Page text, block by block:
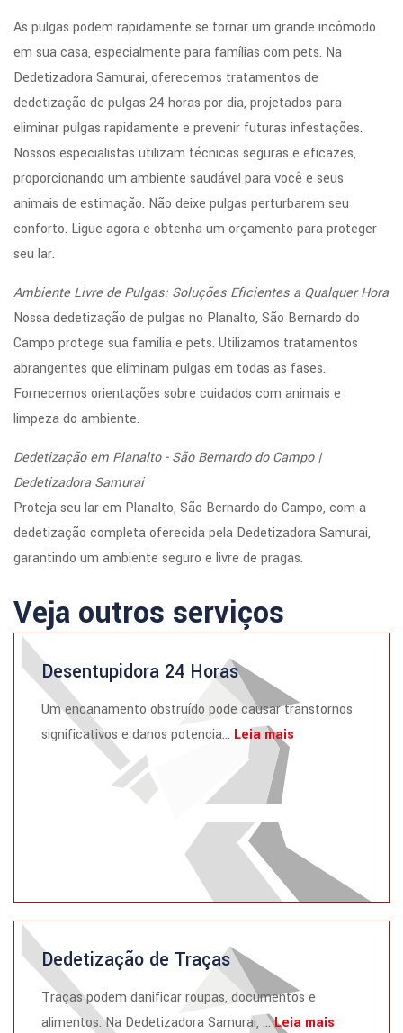
As pulgas podem rapidamente se tornar um grande incômodo
em sua casa, especialmente para famílias com pets. Na
Dedetizadora Samurai, oferecemos tratamentos de
dedetização de pulgas 24 horas por dia, projetados para
eliminar pulgas rapidamente e prevenir futuras infestações.
Nossos especialistas utilizam técnicas seguras e eficazes,
proporcionando um ambiente saudável para você e seus
animais de estimação. Não deixe pulgas perturbarem seu
conforto. Ligue agora e obtenha um orçamento para proteger
seu lar.
Ambiente Livre de Pulgas: Soluções Eficientes a Qualquer Hora
Nossa dedetização de pulgas no Planalto, São Bernardo do
Campo protege sua família e pets. Utilizamos tratamentos
abrangentes que eliminam pulgas em todas as fases.
Fornecemos orientações sobre cuidados com animais e
limpeza do ambiente.
Dedetização em Planalto - São Bernardo do Campo |
Dedetizadora Samurai
Proteja seu lar em Planalto, São Bernardo do Campo, com a
dedetização completa oferecida pela Dedetizadora Samurai,
garantindo um ambiente seguro e livre de pragas.
Veja outros serviços
Desentupidora 24 Horas
Um encanamento obstruído pode causar transtornos
significativos e danos potencia... Leia mais
Dedetização de Traças
Traças podem danificar roupas, documentos e
alimentos. Na Dedetizadora Samurai, ...Leia mais